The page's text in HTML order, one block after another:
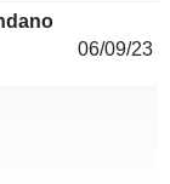
06/09/23